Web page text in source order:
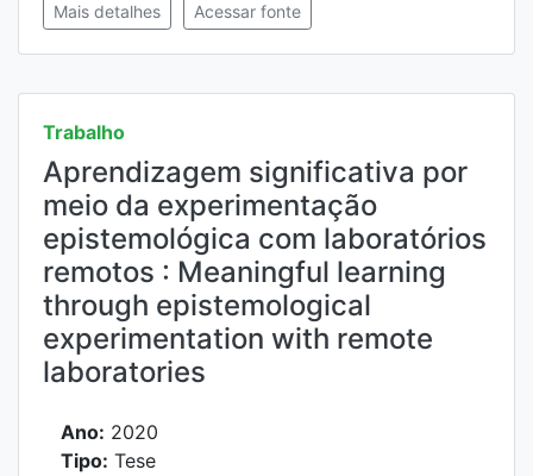
Mais detalhes Acessar fonte
Trabalho
Aprendizagem significativa por
meio da experimentação
epistemológica com laboratórios
remotos : Meaningful learning
through epistemological
experimentation with remote
laboratories
Ano: 2020
Tipo: Tese